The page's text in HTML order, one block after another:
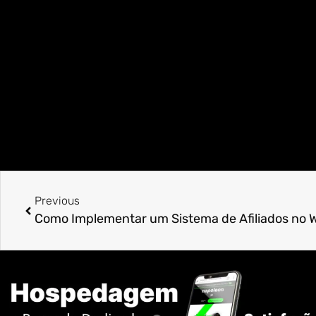
Previous
Como Implementar um Sistema de Afiliados no